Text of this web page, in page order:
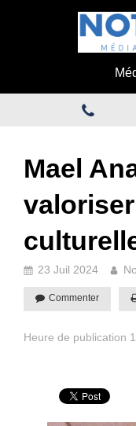
Mael
23 Juil 2024
Commenter
Heure de publication